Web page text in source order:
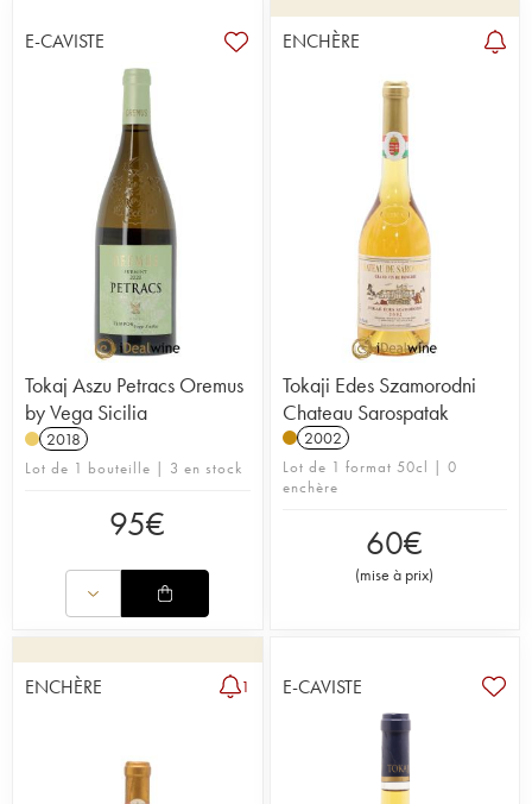
E-CAVISTE
Tokaj Aszu Petracs Oremus
by Vega Sicilia
2018
Lot de 1 bouteille | 3 en stock
95€
ENCHÈRE
Tokaji Edes Szamorodni
Chateau Sarospatak
2002
Lot de 1 format 50cl | 0
enchère
60€
(mise à prix)
ENCHÈRE 1 E-CAVISTE